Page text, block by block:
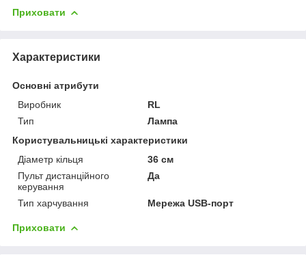
Приховати
Характеристики
Основні атрибути
Виробник
RL
Тип
Лампа
Користувальницькі характеристики
Діаметр кільця
36 см
Пульт дистанційного
керування
Да
Тип харчування Мережа USB-порт
Приховати